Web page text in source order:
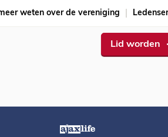
weten over de vereniging
Lid worden